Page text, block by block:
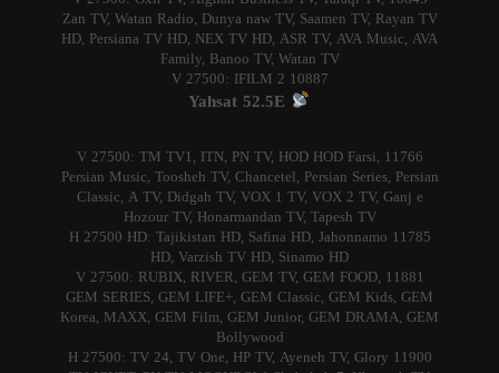
Zan TV, Watan Radio, Dunya naw TV, Saamen TV, Rayan TV
HD, Persiana TV HD, NEX TV HD, ASR TV, AVA Music, AVA
Family, Banoo TV, Watan TV
10887 V 27500: IFILM 2
11766 V 27500: TM TV1, ITN, PN TV, HOD HOD Farsi,
Persian Music, Toosheh TV, Chancetel, Persian Series, Persian
Classic, A TV, Didgah TV, VOX 1 TV, VOX 2 TV, Ganj e
Hozour TV, Honarmandan TV, Tapesh TV
11785 H 27500 HD: Tajikistan HD, Safina HD, Jahonnamo
HD, Varzish TV HD, Sinamo HD
11881 V 27500: RUBIX, RIVER, GEM TV, GEM FOOD,
GEM SERIES, GEM LIFE+, GEM Classic, GEM Kids, GEM
Korea, MAXX, GEM Film, GEM Junior, GEM DRAMA, GEM
Bollywood
11900 H 27500: TV 24, TV One, HP TV, Ayeneh TV, Glory